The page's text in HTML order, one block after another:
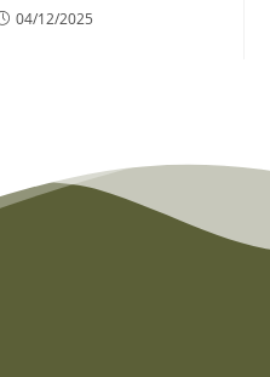
04/12/2025